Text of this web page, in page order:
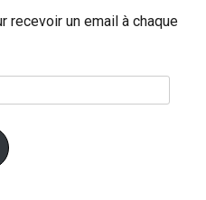
un email à chaque